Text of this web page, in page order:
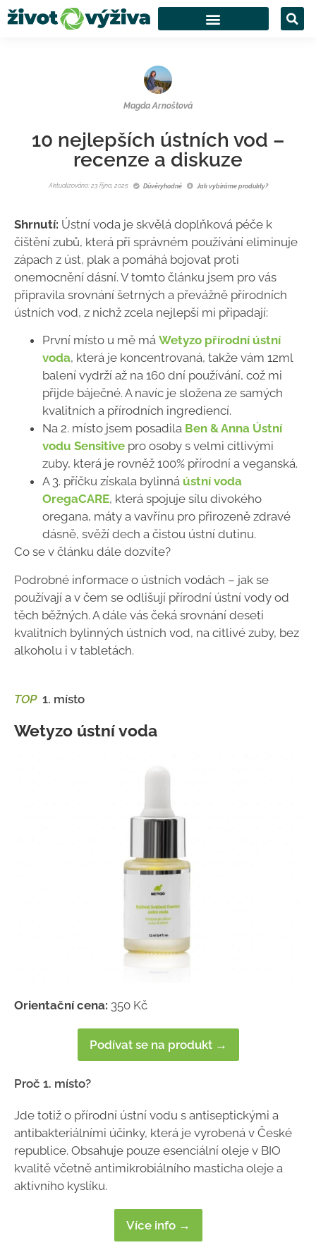
Magda Arnoštová
10 nejlepších ústních vod –
recenze a diskuze
Aktualizováno: 23 října, 2025 Důvěryhodné Jak vybíráme produkty?
Shrnutí: Ústní voda je skvělá doplňková péče k
čištění zubů, která při správném používání eliminuje
zápach z úst, plak a pomáhá bojovat proti
onemocnění dásní. V tomto článku jsem pro vás
připravila srovnání šetrných a převážně přírodních
ústních vod, z nichž zcela nejlepší mi připadají:
První místo u mě má Wetyzo přírodní ústní
voda, která je koncentrovaná, takže vám 12ml
balení vydrží až na 160 dní používání, což mi
přijde báječné. A navíc je složena ze samých
kvalitních a přírodních ingrediencí.
Na 2. místo jsem posadila Ben & Anna Ústní
vodu Sensitive pro osoby s velmi citlivými
zuby, která je rovněž 100% přírodní a veganská.
A 3. příčku získala bylinná ústní voda
OregaCARE, která spojuje sílu divokého
oregana, máty a vavřínu pro přirozeně zdravé
dásně, svěží dech a čistou ústní dutinu.
Co se v článku dále dozvíte?
Podrobné informace o ústních vodách – jak se
používají a v čem se odlišují přírodní ústní vody od
těch běžných. A dále vás čeká srovnání deseti
kvalitních bylinných ústních vod, na citlivé zuby, bez
alkoholu i v tabletách.
TOP1. místo
Wetyzo ústní voda
Orientační cena: 350 Kč
Podívat se na produkt →
Proč 1. místo?
Jde totiž o přírodní ústní vodu s antiseptickými a
antibakteriálními účinky, která je vyrobená v České
republice. Obsahuje pouze esenciální oleje v BIO
kvalitě včetně antimikrobiálního masticha oleje a
aktivního kyslíku.
Více info →